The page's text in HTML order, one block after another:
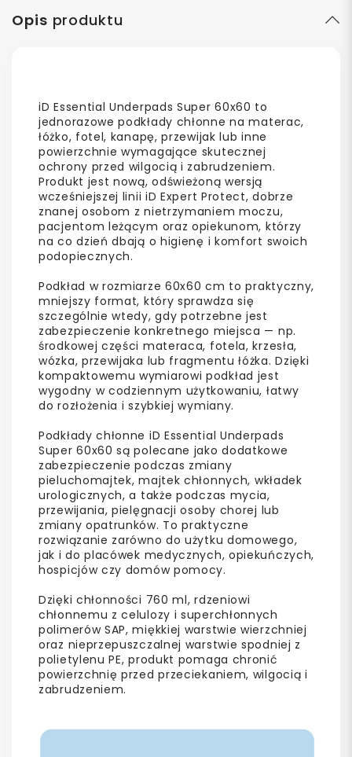
Opis produktu
iD Essential Underpads Super 60x60 to
jednorazowe podkłady chłonne na materac,
łóżko, fotel, kanapę, przewijak lub inne
powierzchnie wymagające skutecznej
ochrony przed wilgocią i zabrudzeniem.
Produkt jest nową, odświeżoną wersją
wcześniejszej linii iD Expert Protect, dobrze
znanej osobom z nietrzymaniem moczu,
pacjentom leżącym oraz opiekunom, którzy
na co dzień dbają o higienę i komfort swoich
podopiecznych.
Podkład w rozmiarze 60x60 cm to praktyczny,
mniejszy format, który sprawdza się
szczególnie wtedy, gdy potrzebne jest
zabezpieczenie konkretnego miejsca — np.
środkowej części materaca, fotela, krzesła,
wózka, przewijaka lub fragmentu łóżka. Dzięki
kompaktowemu wymiarowi podkład jest
wygodny w codziennym użytkowaniu, łatwy
do rozłożenia i szybkiej wymiany.
Podkłady chłonne iD Essential Underpads
Super 60x60 są polecane jako dodatkowe
zabezpieczenie podczas zmiany
pieluchomajtek, majtek chłonnych, wkładek
urologicznych, a także podczas mycia,
przewijania, pielęgnacji osoby chorej lub
zmiany opatrunków. To praktyczne
rozwiązanie zarówno do użytku domowego,
jak i do placówek medycznych, opiekuńczych,
hospicjów czy domów pomocy.
Dzięki chłonności 760 ml, rdzeniowi
chłonnemu z celulozy i superchłonnych
polimerów SAP, miękkiej warstwie wierzchniej
oraz nieprzepuszczalnej warstwie spodniej z
polietylenu PE, produkt pomaga chronić
powierzchnię przed przeciekaniem, wilgocią i
zabrudzeniem.